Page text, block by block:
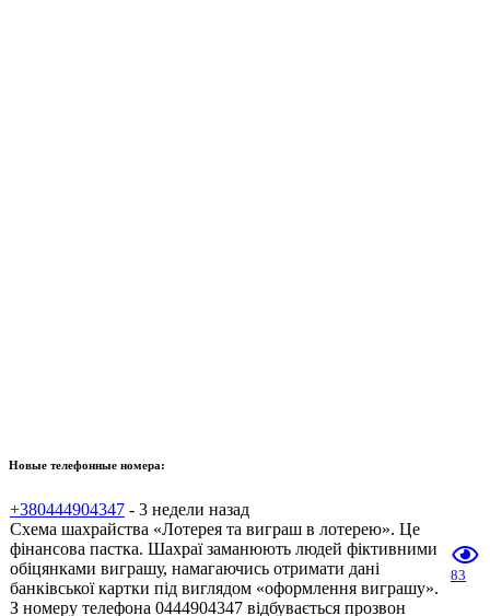
Новые телефонные номера:
+380444904347 - 3 недели назад
Схема шахрайства «Лотерея та виграш в лотерею». Це
фінансова пастка. Шахраї заманюють людей фіктивними
обіцянками виграшу, намагаючись отримати дані
банківської картки під виглядом «оформлення виграшу».
З номеру телефона 0444904347 відбувається прозвон
83